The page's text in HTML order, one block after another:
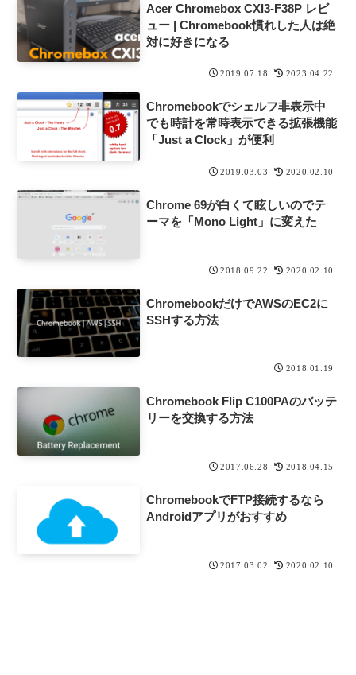
Acer Chromebox CXI3-F38P レビ
ュー | Chromebook慣れした人は絶
対に好きになる
2019.07.18 2023.04.22
Chromebookでシェルフ非表示中
でも時計を常時表示できる拡張機能
「Just a Clock」が便利
2019.03.03 2020.02.10
Chrome 69が白くて眩しいのでテ
ーマを「Mono Light」に変えた
2018.09.22 2020.02.10
ChromebookだけでAWSのEC2に
SSHする方法
2018.01.19
Chromebook Flip C100PAのバッテ
リーを交換する方法
2017.06.28 2018.04.15
ChromebookでFTP接続するなら
Androidアプリがおすすめ
2017.03.02 2020.02.10